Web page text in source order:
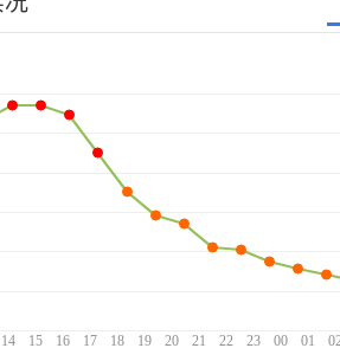
14 15 16 17 18 19 20 21 22 23 00 01